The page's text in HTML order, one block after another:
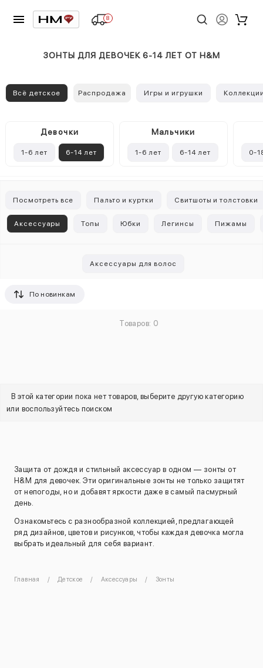
8
ЗОНТЫ ДЛЯ ДЕВОЧЕК 6-14 ЛЕТ ОТ H&M
Всё детское Распродажа Игры и игрушки
Девочки
1-6 лет 6-14 лет
Mальчики
1-6 лет 6-14 лет 0-
Посмотреть все Пальто и куртки Свитшоты и толстовки
Аксессуары Топы Юбки Легинсы Пижамы
Аксессуары для волос
По новинкам
Товаров: 0
В этой категории пока нет товаров, выберите другую категорию
или воспользуйтесь поиском
Защита от дождя и стильный аксессуар в одном — зонты от
H&M для девочек. Эти оригинальные зонты не только защитят
от непогоды, но и добавят яркости даже в самый пасмурный
день.
Ознакомьтесь с разнообразной коллекцией, предлагающей
ряд дизайнов, цветов и рисунков, чтобы каждая девочка могла
выбрать идеальный для себя вариант.
Главная Детское Аксессуары Зонты